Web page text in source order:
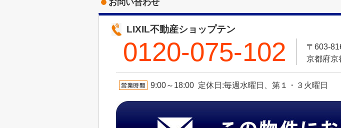
お問い合わせ
LIXIL不動産ショップテン
0120-075-102
〒603-
京都府京
9:00～18:00 定休日:毎週水曜日、第１・３火曜日